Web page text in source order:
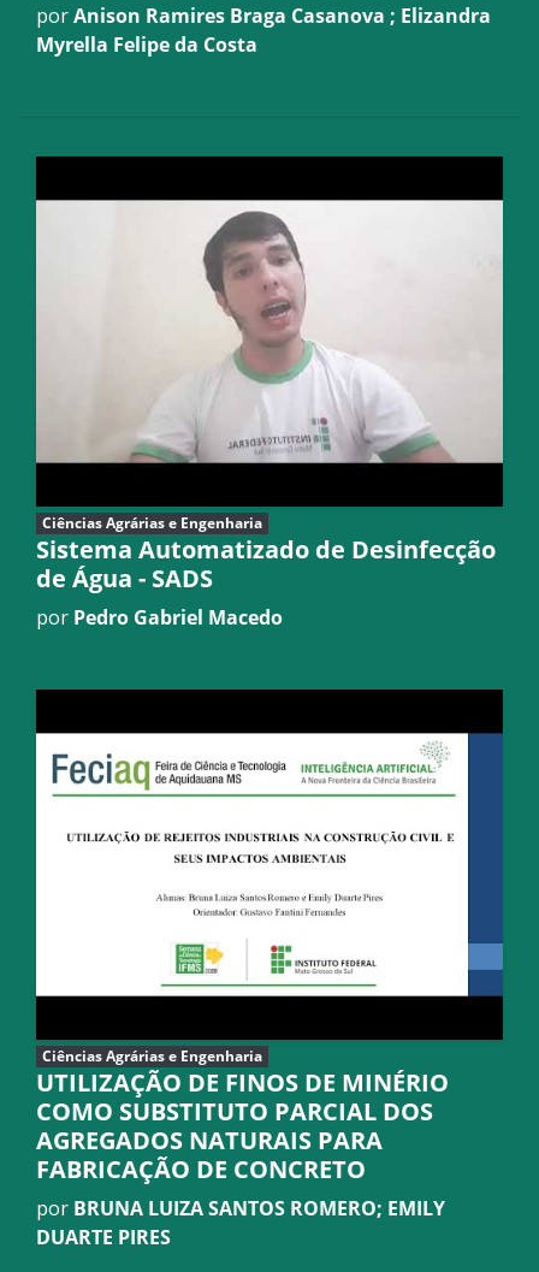
porAnison Ramires Braga Casanova ; Elizandra
Myrella Felipe da Costa
Ciências Agrárias e Engenharia
Sistema Automatizado de Desinfecção
de Água - SADS
por Pedro Gabriel Macedo
Ciências Agrárias e Engenharia
UTILIZAÇÃO DE FINOS DE MINÉRIO
COMO SUBSTITUTO PARCIAL DOS
AGREGADOS NATURAIS PARA
FABRICAÇÃO DE CONCRETO
por BRUNA LUIZA SANTOS ROMERO; EMILY
DUARTE PIRES